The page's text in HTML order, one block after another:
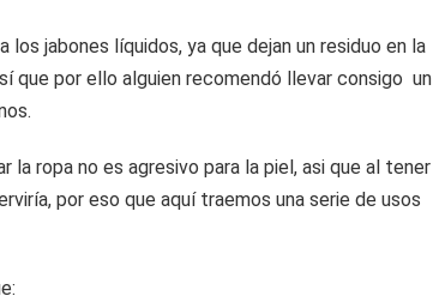
jabones líquidos, ya que dejan un residuo en la
que por ello alguien recomendó llevar consigo un
la ropa no es agresivo para la piel, asi que al tener
por eso que aquí traemos una serie de usos